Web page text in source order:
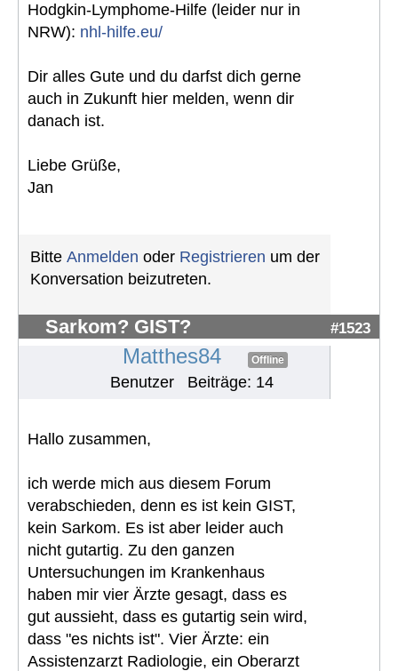
Hodgkin-Lymphome-Hilfe (leider nur in
NRW): nhl-hilfe.eu/
Dir alles Gute und du darfst dich gerne
auch in Zukunft hier melden, wenn dir
danach ist.
Liebe Grüße,
Jan
Bitte Anmelden oder Registrieren um der
Konversation beizutreten.
Sarkom? GIST? #1523
Matthes84 Offline
Benutzer Beiträge: 14
Hallo zusammen,
ich werde mich aus diesem Forum
verabschieden, denn es ist kein GIST,
kein Sarkom. Es ist aber leider auch
nicht gutartig. Zu den ganzen
Untersuchungen im Krankenhaus
haben mir vier Ärzte gesagt, dass es
gut aussieht, dass es gutartig sein wird,
dass "es nichts ist". Vier Ärzte: ein
Assistenzarzt Radiologie, ein Oberarzt